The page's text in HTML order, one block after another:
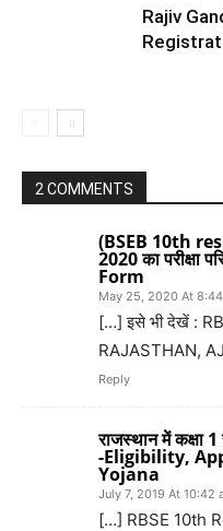
Rajiv
2 COMMENTS
(BSEB 10th
2020 का परीक्षा
Form
May 25, 2020 At
[…] इसे भी देखें :
RAJASTHAN,
Reply
राजस्थान में कक्षा
-Eligibility,
Yojana
July 7, 2019 At 10:42
[…] RBSE 10th